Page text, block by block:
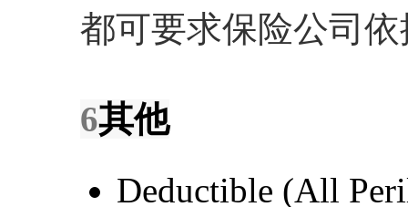
都可要求保险公司
6其他
Deductible (All